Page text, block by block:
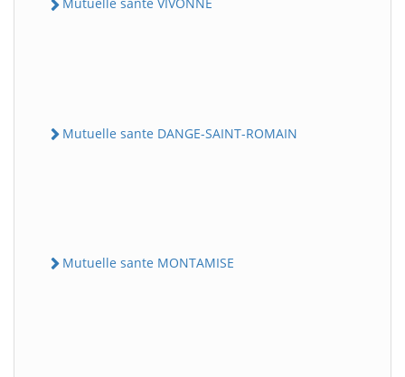
Mutuelle sante DANGE-SAINT-ROMAIN
Mutuelle sante MONTAMISE